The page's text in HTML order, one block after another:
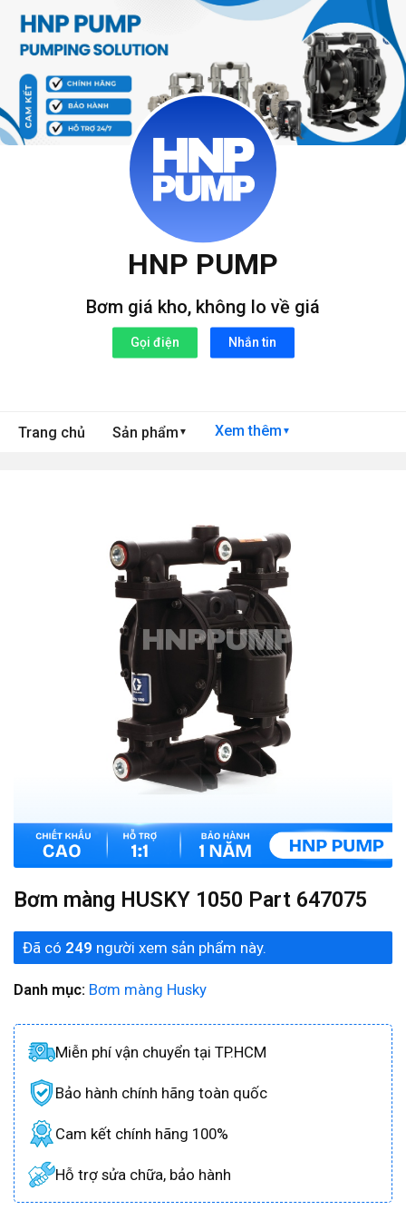
qua
dung
HNP PUMP
Bơm giá kho, không lo về giá
Gọi điện Nhắn tin
Trang chủ Sản phẩm ▼ Xem thêm ▼
Bơm màng HUSKY 1050 Part 647075
Đã có 249 người xem sản phẩm này.
Danh mục: Bơm màng Husky
Miễn phí vận chuyển tại TP.HCM
Bảo hành chính hãng toàn quốc
Cam kết chính hãng 100%
Hỗ trợ sửa chữa, bảo hành